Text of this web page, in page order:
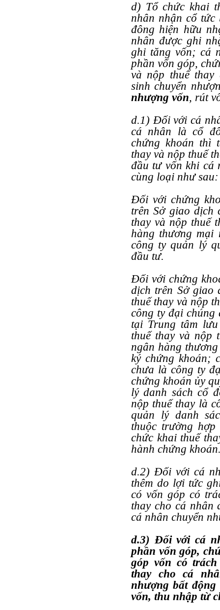
d) Tổ chức khai
nhân nhận cổ tức
đông hiện hữu
nhân được ghi
ghi tăng vốn; cá
phần vốn góp,
và nộp thuế
sinh chuyển
nhượng vốn, rút
d.1) Đối với cá
cá nhân là cổ
chứng khoán thì
thay và nộp thuế
đầu tư vốn khi cá
cùng loại như sau:
Đối với chứng
trên Sở giao dịch
thay và nộp thuế
hàng thương
công ty quản lý
đầu tư.
Đối với chứng
dịch trên Sở giao
thuế thay và nộp
công ty đại chúng
tại Trung tâm
thuế thay và nộp
ngân hàng
ký chứng khoán;
chưa là công ty
chứng khoán ủy
lý danh sách cổ
nộp thuế thay là
quản lý danh
thuộc trường
chức khai thuế
hành chứng
d.2) Đối với cá
thêm do lợi tức
có vốn góp có
thay cho cá
cá nhân chuyển
d.3) Đối với cá
phần vốn góp,
góp vốn có
thay cho cá
nhượng bất
vốn, thu nhập từ